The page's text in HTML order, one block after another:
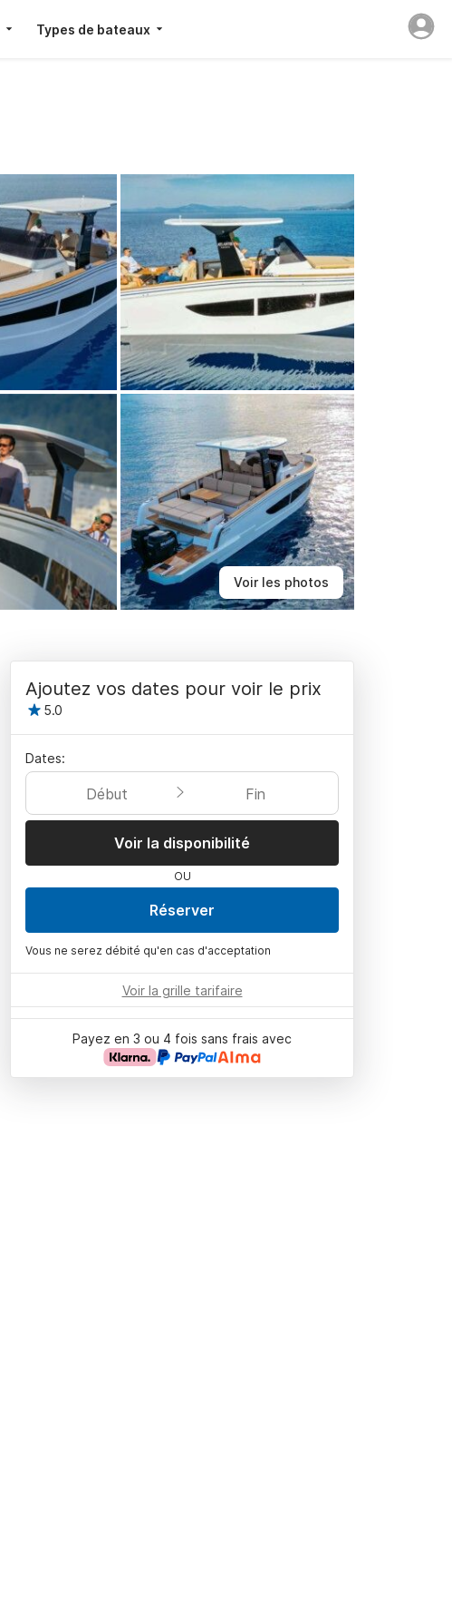
Types de bateaux
Voir les photos
Ajoutez vos dates pour voir le prix
5.0
Dates:
Début Fin
Voir la disponibilité
OU
Réserver
Vous ne serez débité qu'en cas d'acceptation
Voir la grille tarifaire
Payez en 3 ou 4 fois sans frais avec